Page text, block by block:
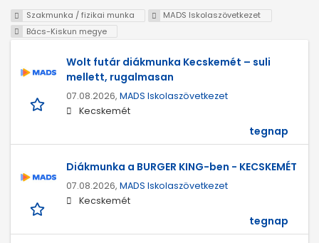
Szakmunka / fizikai munka
MADS Iskolaszövetkezet
Bács-Kiskun megye
Wolt futár diákmunka Kecskemét – suli
mellett, rugalmasan
07.08.2026, MADS Iskolaszövetkezet
Kecskemét
tegnap
Diákmunka a BURGER KING-ben - KECSKEMÉT
07.08.2026, MADS Iskolaszövetkezet
Kecskemét
tegnap